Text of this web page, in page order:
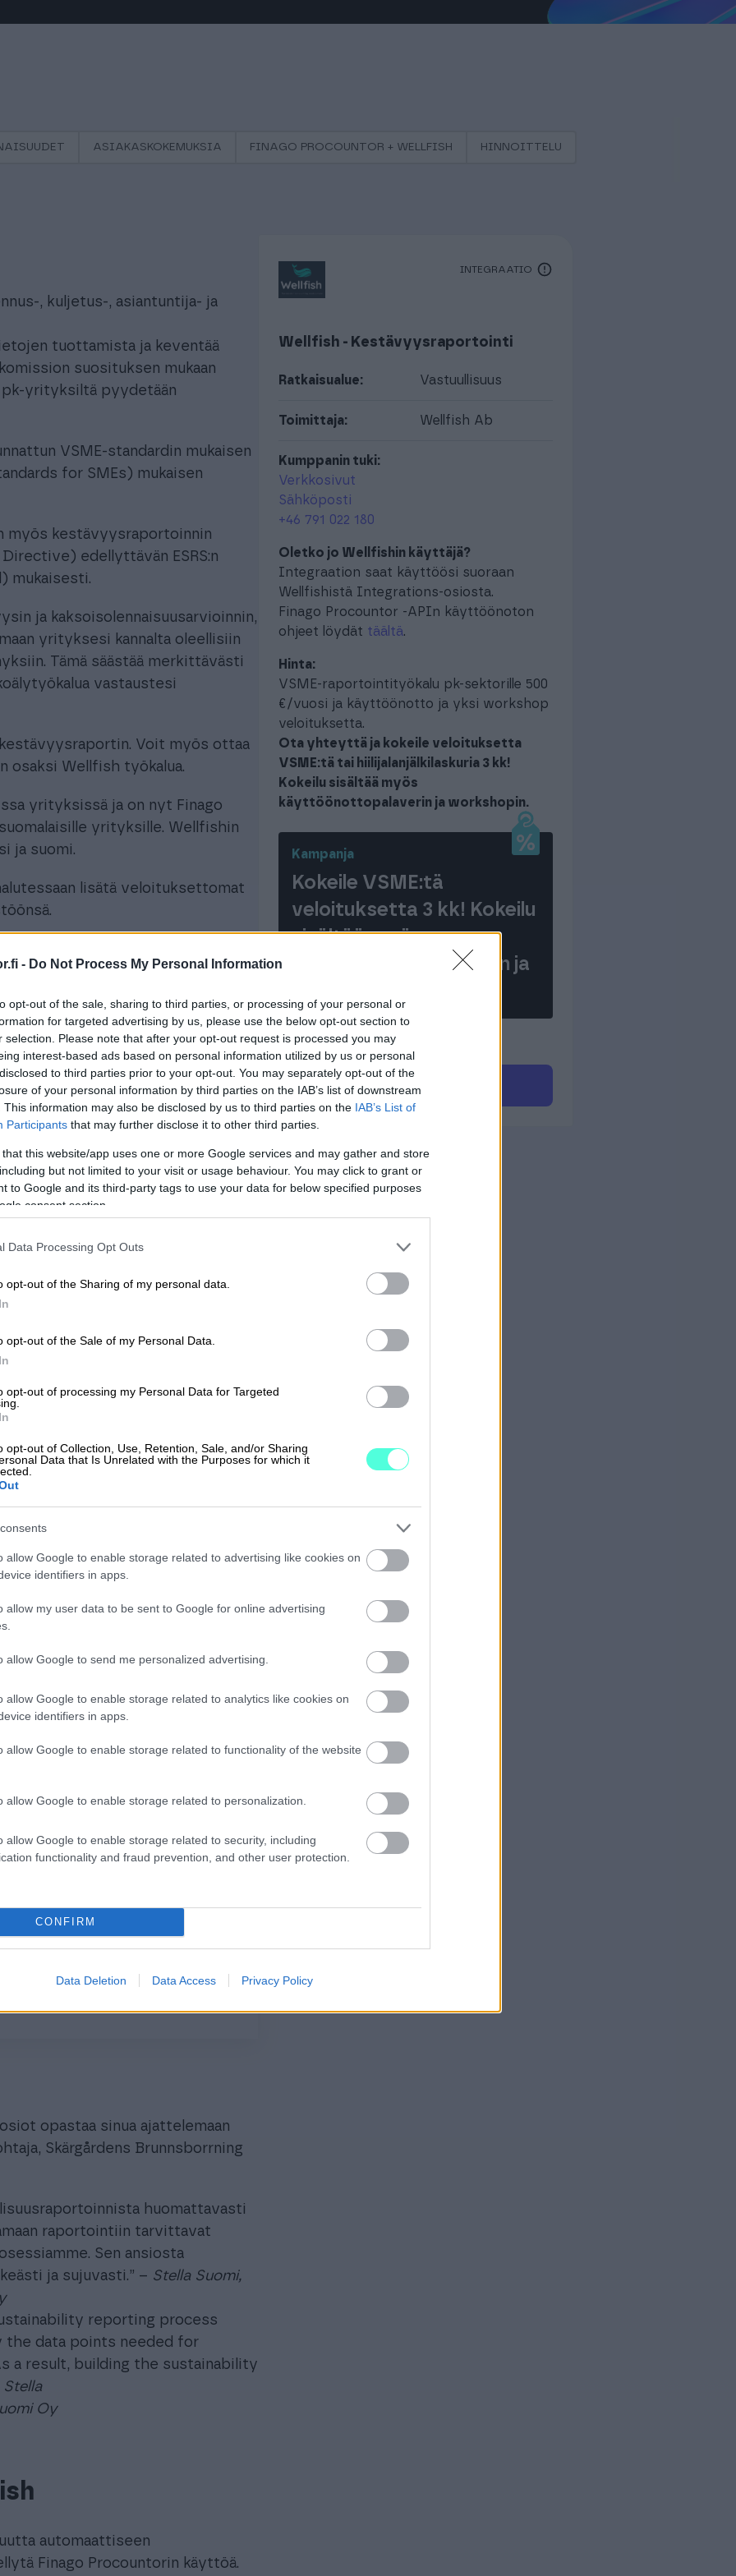
- Do Not Process My Personal Information
opt-out of the sale, sharing to third parties, or processing of your personal or
for targeted advertising by us, please use the below opt-out section to
selection. Please note that after your opt-out request is processed you may
interest-based ads based on personal information utilized by us or personal
to third parties prior to your opt-out. You may separately opt-out of the
of your personal information by third parties on the IAB’s list of downstream
This information may also be disclosed by us to third parties on the IAB’s List of
Participants that may further disclose it to other third parties.
that this website/app uses one or more Google services and may gather and store
but not limited to your visit or usage behaviour. You may click to grant or
to Google and its third-party tags to use your data for below specified purposes
consent section.
Data Processing Opt Outs
opt-out of the Sharing of my personal data.
opt-out of the Sale of my Personal Data.
opt-out of processing my Personal Data for Targeted
opt-out of Collection, Use, Retention, Sale, and/or Sharing
Data that Is Unrelated with the Purposes for which it
allow Google to enable storage related to advertising like cookies on
identifiers in apps.
allow my user data to be sent to Google for online advertising
allow Google to send me personalized advertising.
allow Google to enable storage related to analytics like cookies on
identifiers in apps.
allow Google to enable storage related to functionality of the website
allow Google to enable storage related to personalization.
allow Google to enable storage related to security, including
functionality and fraud prevention, and other user protection.
CONFIRM
Data Deletion Data Access Privacy Policy
ASIAKASKOKEMUKSIA FINAGO PROCOUNTOR + WELLFISH HINNOITTELU
, kuljetus-, asiantuntija- ja
tuottamista ja keventää
suosituksen mukaan
pk-yrityksiltä pyydetään
VSME-standardin mukaisen
for SMEs) mukaisen
myös kestävyysraportoinnin
edellyttävän ESRS:n
mukaisesti.
ja kaksoisolennaisuusarvioinnin,
yrityksesi kannalta oleellisiin
Tämä säästää merkittävästi
vastaustesi
Voit myös ottaa
osaksi Wellfish työkalua.
yrityksissä ja on nyt Finago
yrityksille. Wellfishin
ja suomi.
lisätä veloituksettomat
VSME tai CSRD ESRS
standardinmukaisuus
ohjaa sinua vastaamaan oleellisiin
Tehtyäsi
kaksoisolennaisuusanalyysin,
ohjaa sinua vastaamaan juuri
kannalta oleellisiin,
Automaattinen
hyödyntää työkalun
EU-taksonomia rahoitukseen
liittyvät kysymykset
mukaiset kestävän
toimintasuunnitelmaan
opastaa sinua ajattelemaan
Skärgårdens Brunnsborrning
huomattavasti
raportointiin tarvittavat
Sen ansiosta
ja sujuvasti.” – Stella Suomi,
reporting process
data points needed for
a result, building the sustainability
Stella
Oy
automaattiseen
Finago Procountorin käyttöä.
INTEGRAATIO
Wellfish - Kestävyysraportointi
Ratkaisualue: Vastuullisuus
Toimittaja: Wellfish Ab
Kumppanin tuki:
Verkkosivut
Sähköposti
+46 791 022 180
Oletko jo Wellfishin käyttäjä?
Integraation saat käyttöösi suoraan
Wellfishistä Integrations-osiosta.
Finago Procountor -APIn käyttöönoton
ohjeet löydät täältä.
Hinta:
VSME-raportointityökalu pk-sektorille 500
€/vuosi ja käyttöönotto ja yksi workshop
veloituksetta.
Ota yhteyttä ja kokeile veloituksetta
VSME:tä tai hiilijalanjälkilaskuria 3 kk!
Kokeilu sisältää myös
käyttöönottopalaverin ja workshopin.
Kampanja
Kokeile VSME:tä
veloituksetta 3 kk! Kokeilu
sisältää myös
käyttöönottopalaverin ja
Ota yhteyttä